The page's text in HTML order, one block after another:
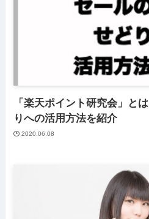
「楽天ポイント研究会」と
りへの活用方法を紹介
2020.06.08